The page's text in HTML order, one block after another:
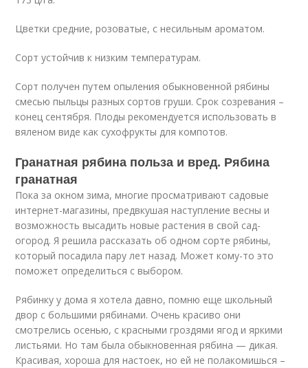
Цветки средние, розоватые, с несильным ароматом.
Сорт устойчив к низким температурам.
Сорт получен путем опыления обыкновенной рябины
смесью пыльцы разных сортов груши. Срок созревания –
конец сентября. Плоды рекомендуется использовать в
вяленом виде как сухофрукты для компотов.
Гранатная рябина польза и вред. Рябина
гранатная
Пока за окном зима, многие просматривают садовые
интернет-магазины, предвкушая наступление весны и
возможность высадить новые растения в свой сад-
огород. Я решила рассказать об одном сорте рябины,
который посадила пару лет назад. Может кому-то это
поможет определиться с выбором.
Рябинку у дома я хотела давно, помню еще школьный
двор с большими рябинами. Очень красиво они
смотрелись осенью, с красными гроздями ягод и яркими
листьями. Но там была обыкновенная рябина — дикая.
Красивая, хороша для настоек, но ей не полакомишься –